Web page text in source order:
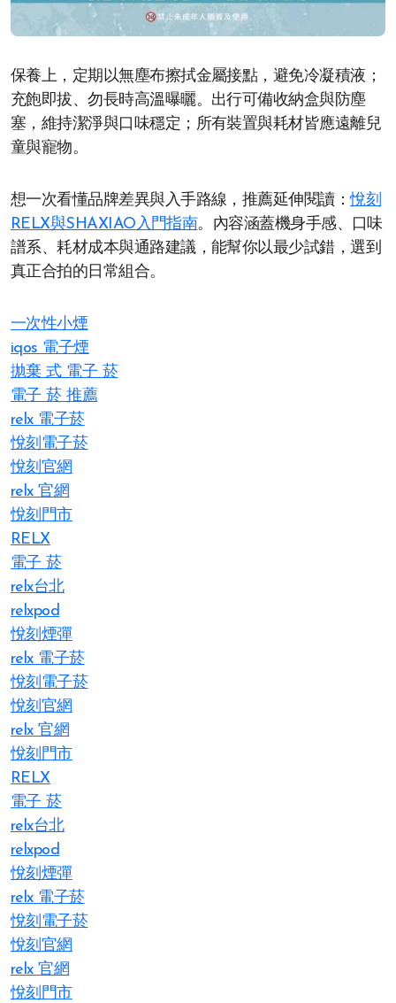
保養上，定期以無塵布擦拭金屬接點，避免冷凝積液；
充飽即拔、勿長時高溫曝曬。出行可備收納盒與防塵
塞，維持潔淨與口味穩定；所有裝置與耗材皆應遠離兒
童與寵物。
想一次看懂品牌差異與入手路線，推薦延伸閱讀：悅刻
RELX與SHAXIAO入門指南。內容涵蓋機身手感、口味
譜系、耗材成本與通路建議，能幫你以最少試錯，選到
真正合拍的日常組合。
一次性小煙
iqos 電子煙​
拋棄 式 電子 菸​
電子 菸 推薦
relx 電子菸
悅刻電子菸
悅刻官網
relx 官網
悅刻門市
RELX
電子 菸
relx台北
relxpod
悅刻煙彈
relx 電子菸
悅刻電子菸
悅刻官網
relx 官網
悅刻門市
RELX
電子 菸
relx台北
relxpod
悅刻煙彈
relx 電子菸
悅刻電子菸
悅刻官網
relx 官網
悅刻門市